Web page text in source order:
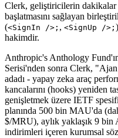
Clerk, geliştiricilerin
başlatmasını sağlayan
(<SignIn />; , <SignUp />; )
hakimdir.
Anthropic's Anthology
Serisi'nden sonra Clerk,
adadı - yapay zeka araç
kancalarını (hooks) yeniden
genişletmek üzere IETF
planında 500 bin MAU'da
$/MRU), aylık yaklaşık 9
indirimleri içeren kurumsal